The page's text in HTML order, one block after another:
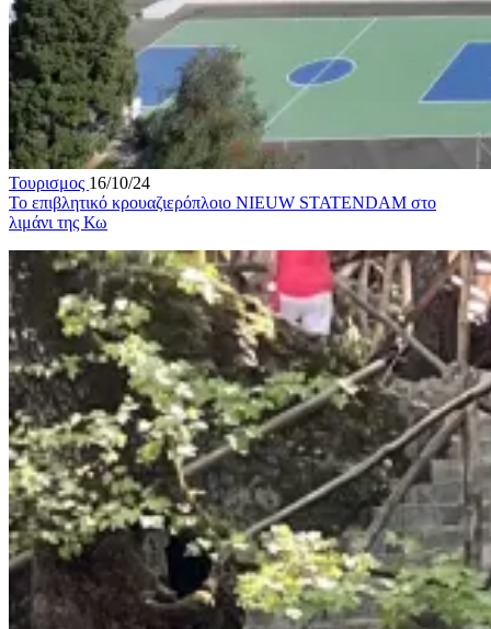
Τουρισμος 16/10/24
Το επιβλητικό κρουαζιερόπλοιο NIEUW STATENDAM στο
λιμάνι της Κω